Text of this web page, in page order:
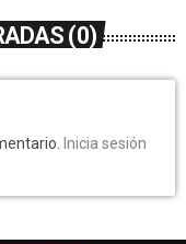
(0)
Inicia sesión